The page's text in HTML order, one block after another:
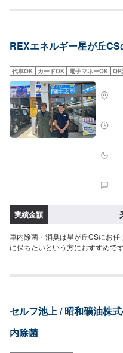
REXエネルギー星が丘
代車OK カードOK 電子マネーOK
実績金額
車内除菌・消臭は星が丘CSにお
に保ちたいという方におすすめで
セルフ池上 / 昭和礦油株
内除菌